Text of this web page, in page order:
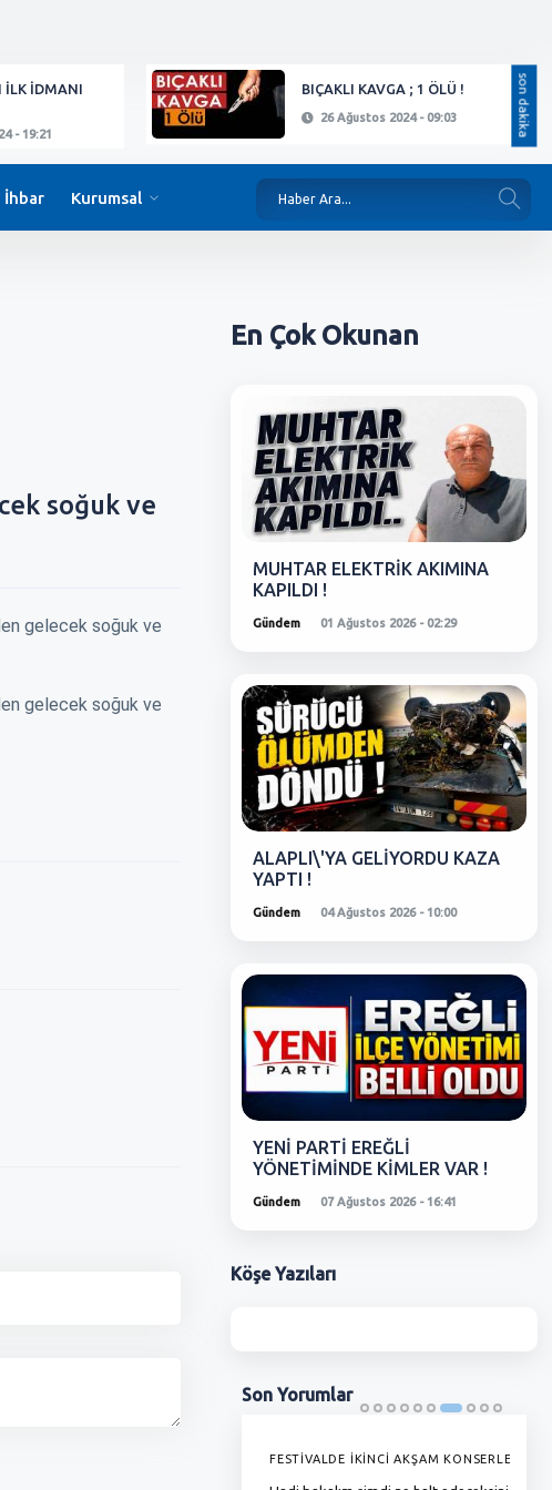
İLK İDMANI
- 19:21
BIÇAKLI KAVGA ; 1 ÖLÜ !
26 Ağustos 2024 - 09:03 son dakika
İhbar Kurumsal
soğuk ve
gelecek soğuk ve
gelecek soğuk ve
En ÇokOkunan
MUHTAR ELEKTRİK AKIMINA
KAPILDI !
Gündem 01 Ağustos 2026 - 02:29
ALAPLI\'YA GELİYORDU KAZA
YAPTI !
Gündem 04 Ağustos 2026 - 10:00
YENİ PARTİ EREĞLİ
YÖNETİMİNDE KİMLER VAR !
Gündem 07 Ağustos 2026 - 16:41
KöşeYazıları
Son Yorumlar
FESTİVALDE İKİNCİ AKŞAM KONSERLERİ